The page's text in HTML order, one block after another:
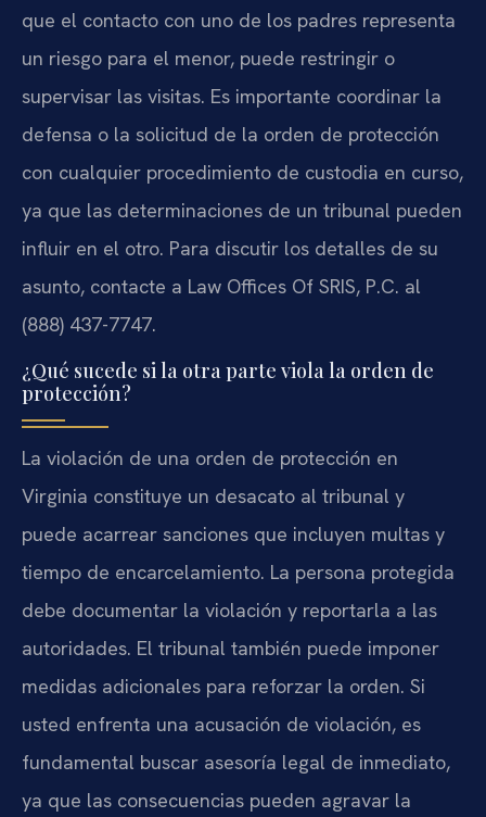
que el contacto con uno de los padres representa
un riesgo para el menor, puede restringir o
supervisar las visitas. Es importante coordinar la
defensa o la solicitud de la orden de protección
con cualquier procedimiento de custodia en curso,
ya que las determinaciones de un tribunal pueden
influir en el otro. Para discutir los detalles de su
asunto, contacte a Law Offices Of SRIS, P.C. al
(888) 437-7747.
¿Qué sucede si la otra parte viola la orden de
protección?
La violación de una orden de protección en
Virginia constituye un desacato al tribunal y
puede acarrear sanciones que incluyen multas y
tiempo de encarcelamiento. La persona protegida
debe documentar la violación y reportarla a las
autoridades. El tribunal también puede imponer
medidas adicionales para reforzar la orden. Si
usted enfrenta una acusación de violación, es
fundamental buscar asesoría legal de inmediato,
ya que las consecuencias pueden agravar la